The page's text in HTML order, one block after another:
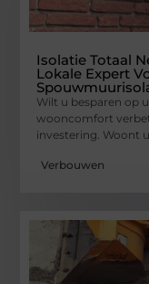
Isolatie Totaal
Lokale Expert
Wilt u besparen op
wooncomfort
investering. Woont
Verbouwen